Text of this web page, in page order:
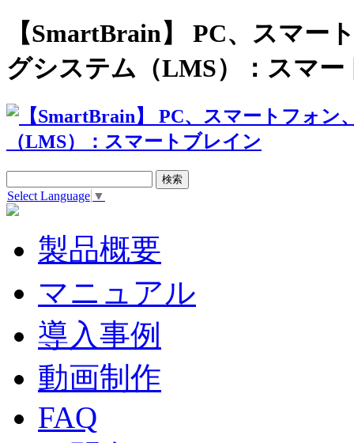
【SmartBrain】 PC、スマー
グシステム（LMS）：スマー
Select Language ▼
製品概要
マニュアル
導入事例
動画制作
FAQ